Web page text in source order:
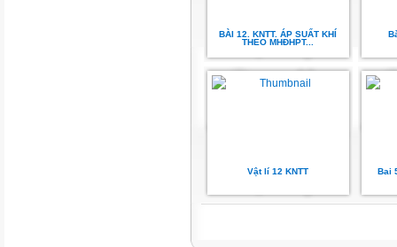
nhân nào?
hạt nhân không?
BÀI 22:
PHẢN ỨNG HẠT NHÂN VÀ
BÀI 12. KNTT. ÁP SUẤT KHÍ
THEO MHĐHPT...
Vật lí 12 KNTT Bai